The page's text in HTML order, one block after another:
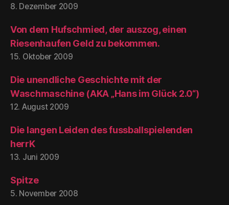
8. Dezember 2009
Von dem Hufschmied, der auszog, einen
Riesenhaufen Geld zu bekommen.
15. Oktober 2009
Die unendliche Geschichte mit der
Waschmaschine (AKA „Hans im Glück 2.0“)
12. August 2009
Die langen Leiden des fussballspielenden
herrK
13. Juni 2009
Spitze
5. November 2008